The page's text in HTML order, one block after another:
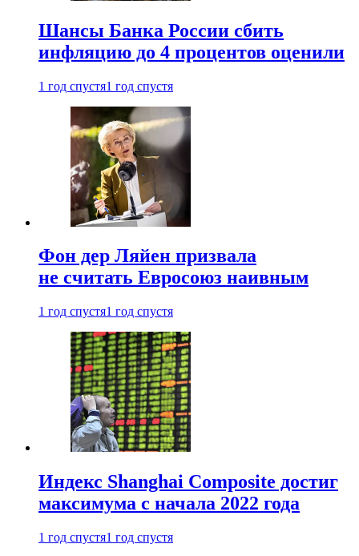
Шансы Банка России сбить
инфляцию до 4 процентов оценили
1 год спустя1 год спустя
Фон дер Ляйен призвала
не считать Евросоюз наивным
1 год спустя1 год спустя
Индекс Shanghai Composite достиг
максимума с начала 2022 года
1 год спустя1 год спустя